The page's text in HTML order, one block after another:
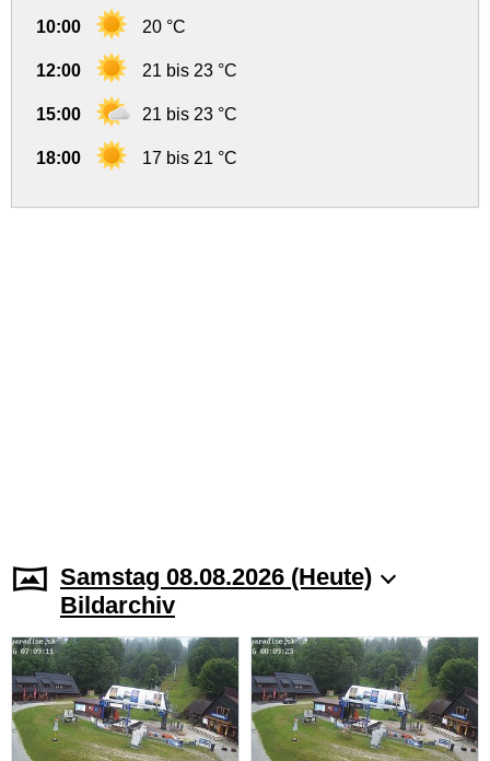
10:00 20 °C
12:00 21 bis 23 °C
15:00 21 bis 23 °C
18:00 17 bis 21 °C
Samstag 08.08.2026 (Heute)
Bildarchiv